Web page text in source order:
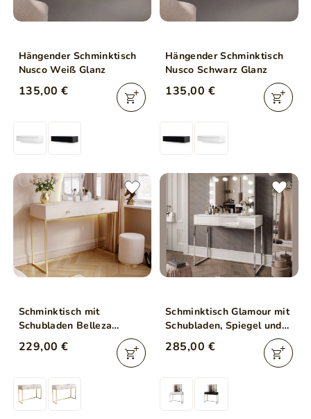
Hängender Schminktisch
Nusco Weiß Glanz
135,00 €
Hängender Schminktisch
Nusco Schwarz Glanz
135,00 €
Schminktisch mit
Schubladen Belleza
Kaschmir Hochglanz Gold
Frame
229,00 €
Schminktisch Glamour mit
Schubladen, Spiegel und
LED-Beleuchtung Brisa
Weiß Hochglanz
285,00 €